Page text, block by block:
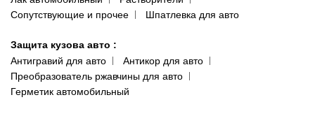
Сопутствующие и прочее
Шпатлевка для авто
Защита кузова авто :
Антигравий для авто
Антикор для авто
Преобразователь ржавчины для авто
Герметик автомобильный